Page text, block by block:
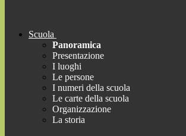
Scuola
Panoramica
Presentazione
I luoghi
Le persone
I numeri della scuola
Le carte della scuola
Organizzazione
La storia